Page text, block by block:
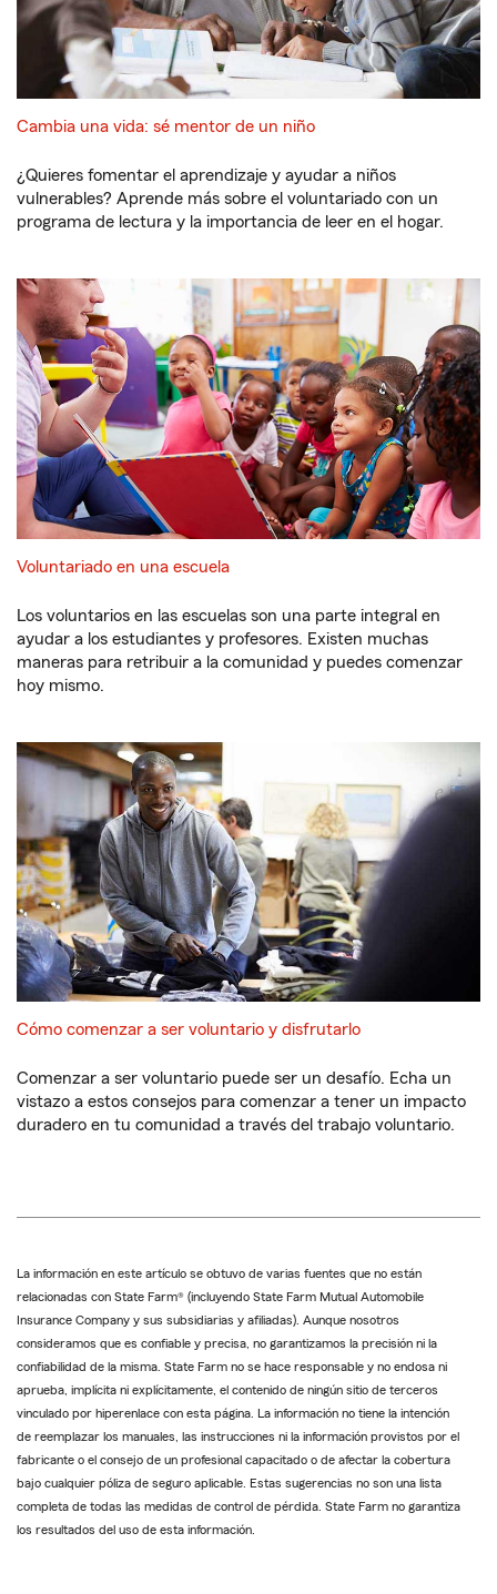
Cambia una vida: sé mentor de un niño
¿Quieres fomentar el aprendizaje y ayudar a niños
vulnerables? Aprende más sobre el voluntariado con un
programa de lectura y la importancia de leer en el hogar.
Voluntariado en una escuela
Los voluntarios en las escuelas son una parte integral en
ayudar a los estudiantes y profesores. Existen muchas
maneras para retribuir a la comunidad y puedes comenzar
hoy mismo.
Cómo comenzar a ser voluntario y disfrutarlo
Comenzar a ser voluntario puede ser un desafío. Echa un
vistazo a estos consejos para comenzar a tener un impacto
duradero en tu comunidad a través del trabajo voluntario.
La información en este artículo se obtuvo de varias fuentes que no están
relacionadas con State Farm® (incluyendo State Farm Mutual Automobile
Insurance Company y sus subsidiarias y afiliadas). Aunque nosotros
consideramos que es confiable y precisa, no garantizamos la precisión ni la
confiabilidad de la misma. State Farm no se hace responsable y no endosa ni
aprueba, implícita ni explícitamente, el contenido de ningún sitio de terceros
vinculado por hiperenlace con esta página. La información no tiene la intención
de reemplazar los manuales, las instrucciones ni la información provistos por el
fabricante o el consejo de un profesional capacitado o de afectar la cobertura
bajo cualquier póliza de seguro aplicable. Estas sugerencias no son una lista
completa de todas las medidas de control de pérdida. State Farm no garantiza
los resultados del uso de esta información.